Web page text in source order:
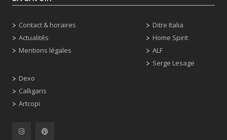
Contact & horaires
Actualités
Mentions légales
Dexo
Calligaris
Artcopi
Ditre Italia
Home Spirit
ALF
Serge Lesage